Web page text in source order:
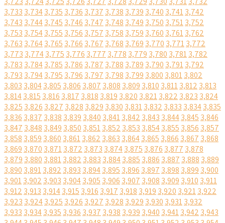
3,733 3,7343,735 3,736 3,737 3,738 3,739 3,740 3,7413,742
3,743 3,7443,745 3,746 3,747 3,748 3,749 3,750 3,7513,752
3,753 3,7543,755 3,756 3,757 3,758 3,759 3,760 3,7613,762
3,763 3,7643,765 3,766 3,767 3,768 3,769 3,770 3,7713,772
3,773 3,7743,775 3,776 3,777 3,778 3,779 3,780 3,7813,782
3,783 3,7843,785 3,786 3,787 3,788 3,789 3,790 3,7913,792
3,793 3,7943,795 3,796 3,797 3,798 3,799 3,800 3,8013,802
3,803 3,8043,805 3,806 3,807 3,808 3,809 3,810 3,8113,812 3,813
3,8143,815 3,816 3,817 3,818 3,819 3,820 3,8213,822 3,823 3,824
3,825 3,826 3,827 3,828 3,829 3,830 3,8313,832 3,833 3,8343,835
3,836 3,837 3,838 3,839 3,840 3,8413,842 3,843 3,8443,845 3,846
3,847 3,848 3,849 3,850 3,8513,852 3,853 3,8543,855 3,856 3,857
3,858 3,859 3,860 3,8613,862 3,863 3,8643,865 3,866 3,867 3,868
3,869 3,870 3,8713,872 3,873 3,8743,875 3,876 3,877 3,878
3,879 3,880 3,8813,882 3,883 3,8843,885 3,886 3,887 3,888 3,889
3,890 3,8913,892 3,893 3,8943,895 3,896 3,897 3,898 3,899 3,900
3,9013,902 3,903 3,9043,905 3,906 3,907 3,908 3,909 3,910 3,911
3,912 3,913 3,9143,915 3,916 3,917 3,918 3,919 3,920 3,9213,922
3,923 3,9243,925 3,926 3,927 3,928 3,929 3,930 3,9313,932
3,933 3,9343,935 3,936 3,937 3,938 3,939 3,940 3,9413,942 3,943